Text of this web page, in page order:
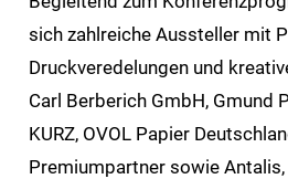
sich zahlreiche Aussteller mit
Druckveredelungen und
Carl Berberich GmbH, Gmund
KURZ, OVOL Papier
Premiumpartner sowie